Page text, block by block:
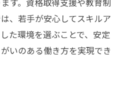
、若手が安心してスキルア
た環境を選ぶことで、安定
いのある働き方を実現でき